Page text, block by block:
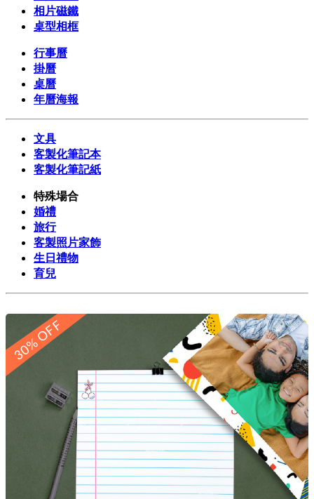
相片磁鐵
桌型相框
行事曆
掛曆
桌曆
年曆海報
文具
客製化筆記本
客製化筆記紙
特殊場合
婚禮
旅行
客製照片家飾
生日禮物
育兒
30% OFF